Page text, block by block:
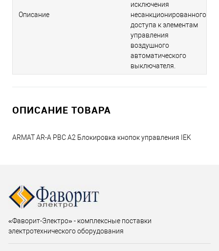
Описание
исключения
несанкционированного
доступа к элементам
управления
воздушного
автоматического
выключателя.
ОПИСАНИЕ ТОВАРА
ARMAT AR-A PBC A2 Блокировка кнопок управления IEK
«Фаворит-Электро» - комплексные поставки
электротехнического оборудования